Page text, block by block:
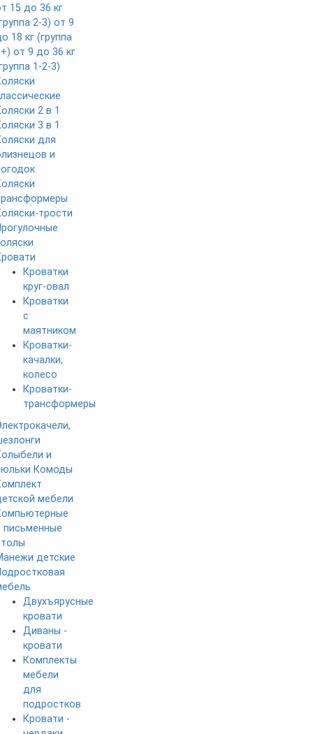
15 до 36 кг
2-3) от 9
18 кг (группа
от 9 до 36 кг
1-2-3)
2 в 1
3 в 1
для
и
трости
Кроватки
круг-овал
Кроватки
с
маятником
Кроватки-
качалки,
колесо
Кроватки-
трансформеры
и
Комоды
мебели
письменные
детские
Двухъярусные
кровати
Диваны -
кровати
Комплекты
мебели
для
подростков
Кровати -